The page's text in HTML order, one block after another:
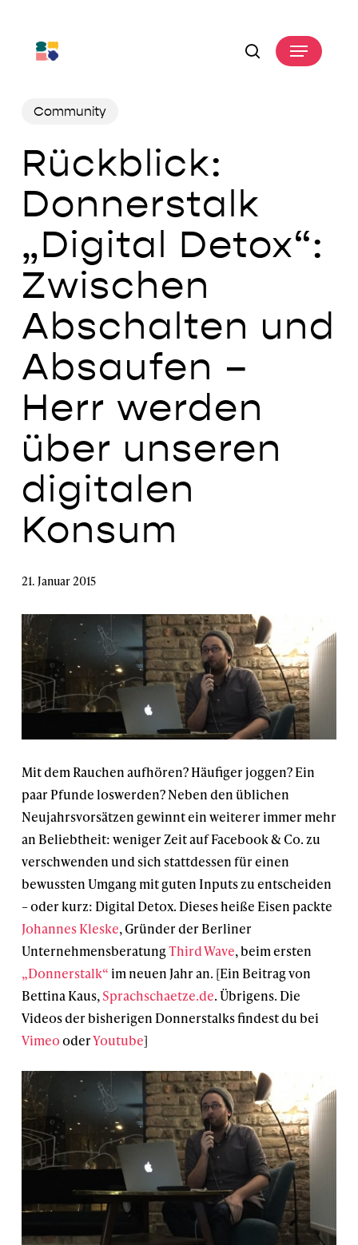
search
Menu
Community
Rückblick:
Donnerstalk
„Digital Detox“:
Zwischen
Abschalten und
Absaufen –
Herr werden
über unseren
digitalen
Konsum
21. Januar 2015
Mit dem Rauchen aufhören? Häufiger joggen? Ein
paar Pfunde loswerden? Neben den üblichen
Neujahrsvorsätzen gewinnt ein weiterer immer mehr
an Beliebtheit: weniger Zeit auf Facebook & Co. zu
verschwenden und sich stattdessen für einen
bewussten Umgang mit guten Inputs zu entscheiden
– oder kurz: Digital Detox. Dieses heiße Eisen packte
Johannes Kleske, Gründer der Berliner
UnternehmensberatungThird Wave, beim ersten
„Donnerstalk“ im neuen Jahr an. [Ein Beitrag von
Bettina Kaus,Sprachschaetze.de. Übrigens. Die
Videos der bisherigen Donnerstalks findest du bei
VimeooderYoutube]